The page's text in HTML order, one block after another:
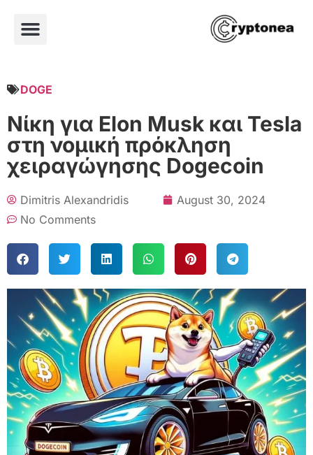
DOGE
Νίκη για Elon Musk και Tesla
στη νομική πρόκληση
χειραγώγησης Dogecoin
Dimitris Alexandridis
August 30, 2024
No Comments